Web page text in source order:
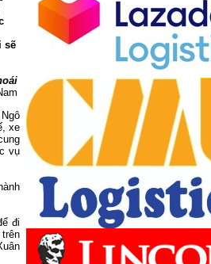
sẽ
xe
vụ
đi